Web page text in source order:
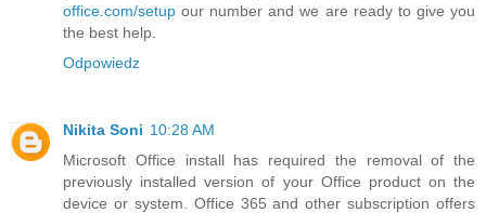
office.com/setup our number and we are ready to give you
the best help.
Odpowiedz
Nikita Soni 10:28 AM
Microsoft Office install has required the removal of the
previously installed version of your Office product on the
device or system. Office 365 and other subscription offers